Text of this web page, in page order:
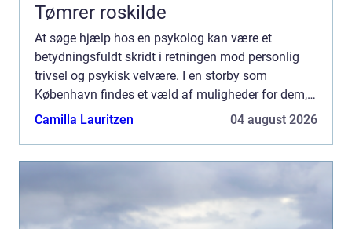
Tømrer roskilde
At søge hjælp hos en psykolog kan være et
betydningsfuldt skridt i retningen mod personlig
trivsel og psykisk velvære. I en storby som
København findes et væld af muligheder for dem,
der ønsker professione...
Camilla Lauritzen 04 august 2026